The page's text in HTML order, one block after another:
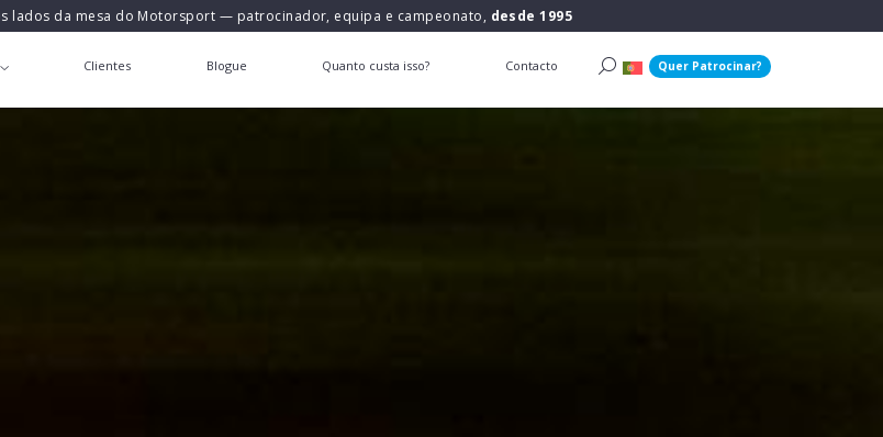
lados da mesa do Motorsport — patrocinador, equipa e campeonato, desde 1995
Clientes Blogue Quanto custa isso? Contacto Quer Patrocinar?